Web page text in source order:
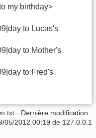
my birthday>
to Lucas's
to Mother's
to Fred's
· Dernière modification :
05/2012 00:19 de 127.0.0.1